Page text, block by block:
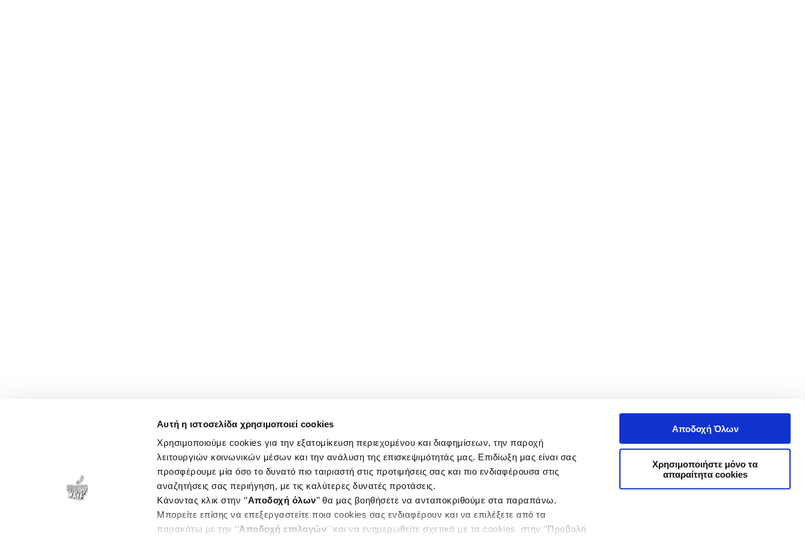
Αυτή η ιστοσελίδα χρησιμοποιεί cookies
Χρησιμοποιούμε cookies για την εξατομίκευση περιεχομένου και διαφημίσεων, την παροχή
λειτουργιών κοινωνικών μέσων και την ανάλυση της επισκεψιμότητάς μας. Επιδίωξη μας είναι σας
προσφέρουμε μία όσο το δυνατό πιο ταιριαστή στις προτιμήσεις σας και πιο ενδιαφέρουσα στις
αναζητήσεις σας περιήγηση, με τις καλύτερες δυνατές προτάσεις.
Κάνοντας κλικ στην ‘’Αποδοχή όλων’’ θα μας βοηθήσετε να ανταποκριθούμε στα παραπάνω.
Μπορείτε επίσης να επεξεργαστείτε ποια cookies σας ενδιαφέρουν και να επιλέξετε από τα
παρακάτω με την ‘’Αποδοχή επιλογών΄΄και να ενημερωθείτε σχετικά με τα cookies στην ‘’Προβολή
Αποδοχή Όλων
Χρησιμοποιήστε μόνο τα
απαραίτητα cookies